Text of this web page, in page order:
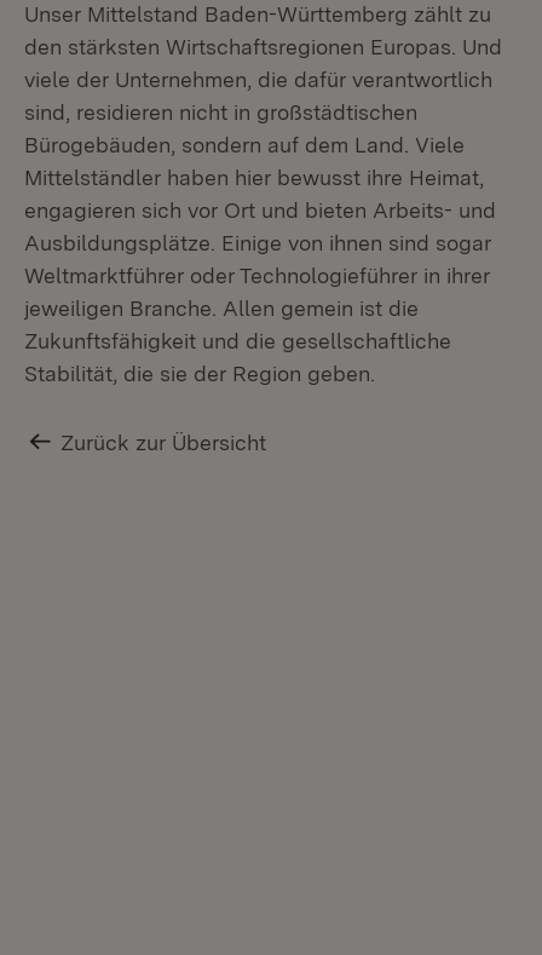
Unser Mittelstand Baden-Württemberg zählt zu
den stärksten Wirtschaftsregionen Europas. Und
viele der Unternehmen, die dafür verantwortlich
sind, residieren nicht in großstädtischen
Bürogebäuden, sondern auf dem Land. Viele
Mittelständler haben hier bewusst ihre Heimat,
engagieren sich vor Ort und bieten Arbeits- und
Ausbildungsplätze. Einige von ihnen sind sogar
Weltmarktführer oder Technologieführer in ihrer
jeweiligen Branche. Allen gemein ist die
Zukunftsfähigkeit und die gesellschaftliche
Stabilität, die sie der Region geben.
Zurück zur Übersicht